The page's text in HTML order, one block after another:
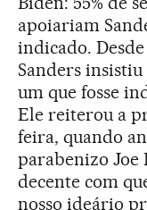
apoiariam
indicado.
Sanders
um que fosse
Ele reiterou a
feira, quando
parabenizo
decente com
nosso ideário